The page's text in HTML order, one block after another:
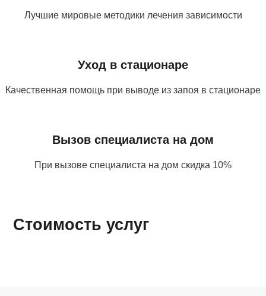
Лучшие мировые методики лечения зависимости
Уход в стационаре
Качественная помощь при выводе из запоя в стационаре
Вызов специалиста на дом
При вызове специалиста на дом скидка 10%
Стоимость услуг